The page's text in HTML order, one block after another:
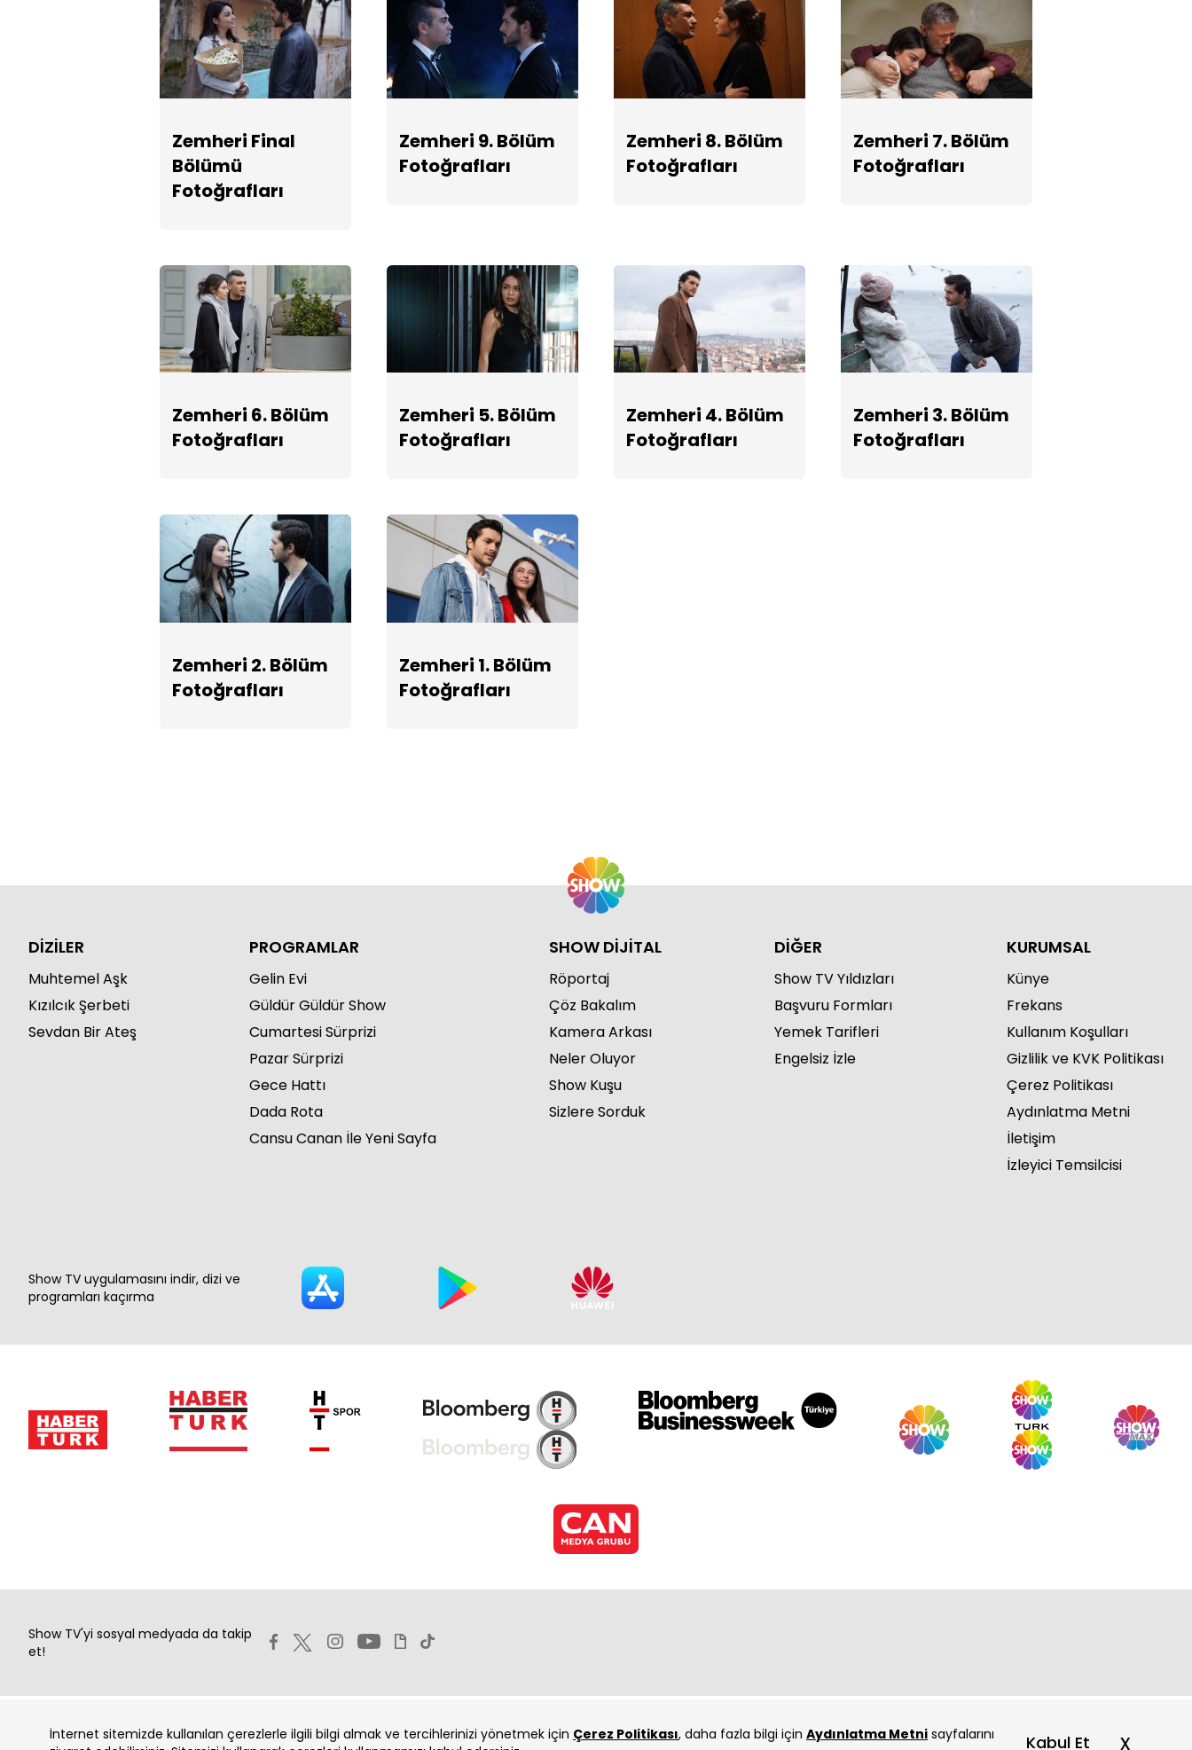
Zemheri 2.
Bölüm
Fotoğrafları
Bölüm
Fotoğrafları
Zemheri Final
Bölümü
Fotoğrafları
Zemheri 9. Bölüm
Fotoğrafları
Zemheri 8. Bölüm
Fotoğrafları
Zemheri 7. Bölüm
Fotoğrafları
Zemheri 6. Bölüm
Fotoğrafları
Zemheri 5. Bölüm
Fotoğrafları
Zemheri 4. Bölüm
Fotoğrafları
Zemheri 3. Bölüm
Fotoğrafları
Zemheri 2. Bölüm
Fotoğrafları
Zemheri 1. Bölüm
Fotoğrafları
İnternet sitemizde kullanılan çerezlerle ilgili bilgi almak ve tercihlerinizi yönetmek için Çerez Politikası, daha fazla bilgi için Aydınlatma Metni sayfalarını
Kabul Et x
DİZİLER
Muhtemel Aşk
Kızılcık Şerbeti
Sevdan Bir Ateş
PROGRAMLAR
Gelin Evi
Güldür Güldür Show
Cumartesi Sürprizi
Pazar Sürprizi
Gece Hattı
Dada Rota
Cansu Canan İle Yeni Sayfa
SHOW DİJİTAL
Röportaj
Çöz Bakalım
Kamera Arkası
Neler Oluyor
Show Kuşu
Sizlere Sorduk
DİĞER
Show TV Yıldızları
Başvuru Formları
Yemek Tarifleri
Engelsiz İzle
KURUMSAL
Künye
Frekans
Kullanım Koşulları
Gizlilik ve KVK Politikası
Çerez Politikası
Aydınlatma Metni
İletişim
İzleyici Temsilcisi
Show TV uygulamasını indir, dizi ve
programları kaçırma
Show TV'yi sosyal medyada da takip
et!
Copyright 2026 Show Televizyon Yayıncılık A.Ş.